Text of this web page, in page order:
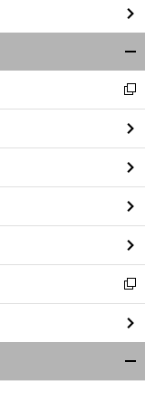
閉
る
新
し
い
ウ
ィ
ン
ド
ウ
で
開
く
新
し
い
ウ
ィ
ン